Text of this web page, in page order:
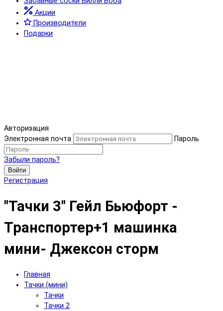
Акции
Производители
Подарки
Авторизация
Электронная почта
Пароль
Забыли пароль?
Войти
Регистрация
"Тачки 3" Гейл Бьюфорт -
Транспортер+1 машинка
мини- Джексон сторм
Главная
Тачки (мини)
Тачки
Тачки 2